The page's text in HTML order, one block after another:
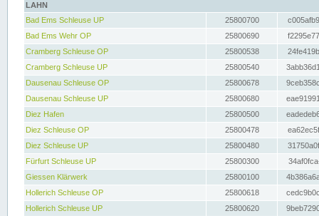
LAHN
Bad Ems Schleuse UP
25800700
Bad Ems Wehr OP
25800690
Cramberg Schleuse OP
25800538
Cramberg Schleuse UP
25800540
Dausenau Schleuse OP
25800678
Dausenau Schleuse UP
25800680
Diez Hafen
25800500
Diez Schleuse OP
25800478
Diez Schleuse UP
25800480
Fürfurt Schleuse UP
25800300
Giessen Klärwerk
25800100
Hollerich Schleuse OP
25800618
Hollerich Schleuse UP
25800620